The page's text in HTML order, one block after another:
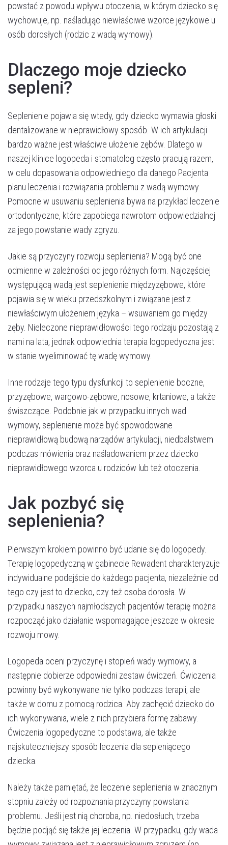
powstać z powodu wpływu otoczenia, w którym dziecko się
wychowuje, np. naśladując niewłaściwe wzorce językowe u
osób dorosłych (rodzic z wadą wymowy).
Dlaczego moje dziecko
sepleni?
Seplenienie pojawia się wtedy, gdy dziecko wymawia głoski
dentalizowane w nieprawidłowy sposób. W ich artykulacji
bardzo ważne jest właściwe ułożenie zębów. Dlatego w
naszej klinice logopeda i stomatolog często pracują razem,
w celu dopasowania odpowiedniego dla danego Pacjenta
planu leczenia i rozwiązania problemu z wadą wymowy.
Pomocne w usuwaniu seplenienia bywa na przykład leczenie
ortodontyczne, które zapobiega nawrotom odpowiedzialnej
za jego powstanie wady zgryzu.
Jakie są przyczyny rozwoju seplenienia? Mogą być one
odmienne w zależności od jego różnych form. Najczęściej
występującą wadą jest seplenienie międzyzębowe, które
pojawia się w wieku przedszkolnym i związane jest z
niewłaściwym ułożeniem języka – wsuwaniem go między
zęby. Nieleczone nieprawidłowości tego rodzaju pozostają z
nami na lata, jednak odpowiednia terapia logopedyczna jest
w stanie wyeliminować tę wadę wymowy.
Inne rodzaje tego typu dysfunkcji to seplenienie boczne,
przyzębowe, wargowo-zębowe, nosowe, krtaniowe, a także
świszczące. Podobnie jak w przypadku innych wad
wymowy, seplenienie może być spowodowane
nieprawidłową budową narządów artykulacji, niedbalstwem
podczas mówienia oraz naśladowaniem przez dziecko
nieprawidłowego wzorca u rodziców lub też otoczenia.
Jak pozbyć się
seplenienia?
Pierwszym krokiem powinno być udanie się do logopedy.
Terapię logopedyczną w gabinecie Rewadent charakteryzuje
indywidualne podejście do każdego pacjenta, niezależnie od
tego czy jest to dziecko, czy też osoba dorosła. W
przypadku naszych najmłodszych pacjentów terapię można
rozpocząć jako działanie wspomagające jeszcze w okresie
rozwoju mowy.
Logopeda oceni przyczynę i stopień wady wymowy, a
następnie dobierze odpowiedni zestaw ćwiczeń. Ćwiczenia
powinny być wykonywane nie tylko podczas terapii, ale
także w domu z pomocą rodzica. Aby zachęcić dziecko do
ich wykonywania, wiele z nich przybiera formę zabawy.
Ćwiczenia logopedyczne to podstawa, ale także
najskuteczniejszy sposób leczenia dla sepleniącego
dziecka.
Należy także pamiętać, że leczenie seplenienia w znacznym
stopniu zależy od rozpoznania przyczyny powstania
problemu. Jeśli jest nią choroba, np. niedosłuch, trzeba
będzie podjąć się także jej leczenia. W przypadku, gdy wada
Umów wizytę